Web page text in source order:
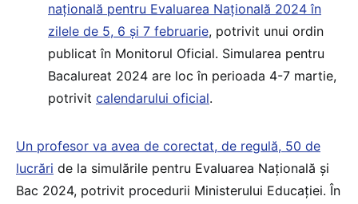
națională pentru Evaluarea Națională 2024 în
zilele de 5, 6 și 7 februarie, potrivit unui ordin
publicat în Monitorul Oficial. Simularea pentru
Bacalureat 2024 are loc în perioada 4-7 martie,
potrivit calendarului oficial.
Un profesor va avea de corectat, de regulă, 50 de
lucrări de la simulările pentru Evaluarea Națională și
Bac 2024, potrivit procedurii Ministerului Educației. În